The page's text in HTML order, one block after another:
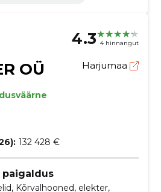
4.3 4 hinnangut
OÜ Harjumaa
132 428 €
Kõrvalhooned, elekter,